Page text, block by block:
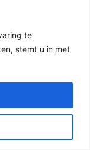
te
stemt u in met
keuze.
een hout-
zwarte
advies
de